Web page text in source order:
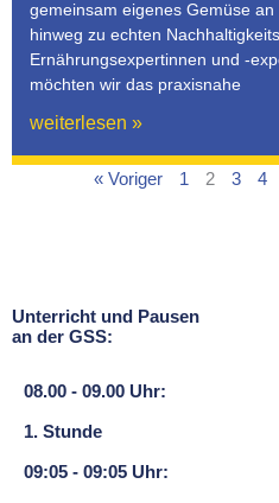
gemeinsam eigenes Gemüse
hinweg zu echten
Ernährungsexpertinnen und -
möchten wir das praxisnahe
weiterlesen »
« Voriger 1 2 3 4
Unterricht und Pausen
an der GSS:
08.00 - 09.00 Uhr:
1. Stunde
09:05 - 09:05 Uhr: